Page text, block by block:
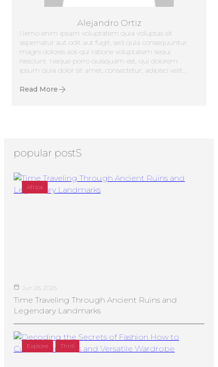
Alejandro Ortiz
Nemo enim ipsam voluptatem quia voluptas sit
aspernatur aut odit aut fugit, sed quia consequuntur
magni dolores eos qui ratione voluptatem sequi
nesciunt. Neque porro quisquam est, qui dolorem
ipsum quia dolor sit amet, consectetur, adipisci velit...
Read More
popular postS
Africa
Jun 26, 2026
Time Traveling Through Ancient Ruins and
Legendary Landmarks
Explore Thrill